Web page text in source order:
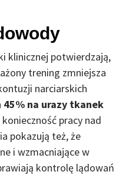
klinicznej potwierdzają,
trening zmniejsza
narciarskich
45% na urazy tkanek
pracy nad
pokazują też, że
i wzmacniające w
kontrolę lądowań